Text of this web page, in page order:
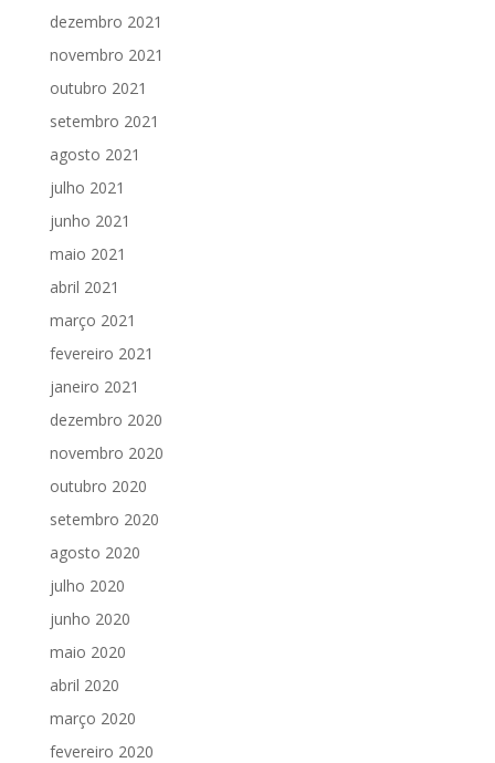
dezembro 2021
novembro 2021
outubro 2021
setembro 2021
agosto 2021
julho 2021
junho 2021
maio 2021
abril 2021
março 2021
fevereiro 2021
janeiro 2021
dezembro 2020
novembro 2020
outubro 2020
setembro 2020
agosto 2020
julho 2020
junho 2020
maio 2020
abril 2020
março 2020
fevereiro 2020